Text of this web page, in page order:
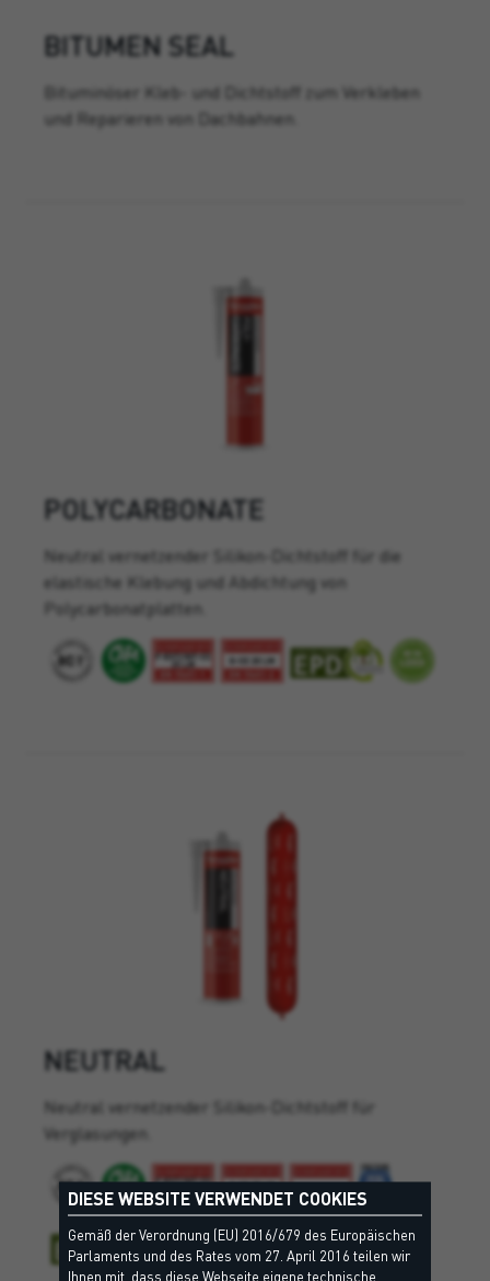
BITUMEN SEAL
Bituminöser Kleb- und Dichtstoff zum Verkleben
und Reparieren von Dachbahnen.
POLYCARBONATE
Neutral vernetzender Silikon-Dichtstoff für die
elastische Klebung und Abdichtung von
Polycarbonatplatten.
NEUTRAL
Neutral vernetzender Silikon-Dichtstoff für
Verglasungen.
DIESE WEBSITE VERWENDET COOKIES
Gemäß der Verordnung (EU) 2016/679 des Europäischen
Parlaments und des Rates vom 27. April 2016 teilen wir
Ihnen mit, dass diese Webseite eigene technische